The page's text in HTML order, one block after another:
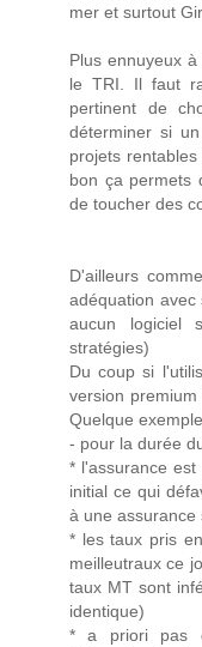
mer et surtout
Plus ennuyeux
le TRI. Il faut
pertinent de
déterminer si
projets
bon ça permets
de toucher des
D'ailleurs
adéquation
aucun logiciel
stratégies)
Du coup si
version premium
Quelque
- pour la durée
* l'assurance
initial ce qui
à une assurance
* les taux pris
meilleutraux ce
taux MT sont
identique)
* a priori pas